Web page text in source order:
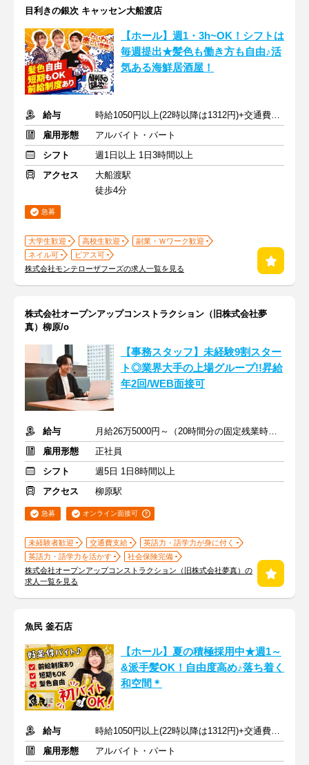
目利きの銀次 キャッセン大船渡店
【ホール】週1・3h~OK！シフトは
毎週提出★髪色も働き方も自由♪活
気ある海鮮居酒屋！
給与
時給1050円以上(22時以降は1312円)+交通費規定内支給
雇用形態
アルバイト・パート
シフト
週1日以上 1日3時間以上
アクセス
大船渡駅
徒歩4分
急募
大学生歓迎 高校生歓迎
副業・Ｗワーク歓迎
ネイル可
ピアス可
株式会社モンテローザフーズの求人一覧を見る
株式会社オープンアップコンストラクション（旧株式会社夢
真）柳原/o
【事務スタッフ】未経験9割スター
ト◎業界大手の上場グループ!!昇給
年2回/WEB面接可
給与
月給26万5000円～（20時間分の固定残業時間代を含む）
雇用形態
正社員
シフト
週5日 1日8時間以上
アクセス
柳原駅
急募 オンライン面接可
未経験者歓迎 交通費支給
英語力・語学力が身に付く
英語力・語学力を活かす
社会保険完備
株式会社オープンアップコンストラクション（旧株式会社夢真）の
求人一覧を見る
魚民 釜石店
【ホール】夏の積極採用中★週1～
&派手髪OK！自由度高め♪落ち着く
和空間＊
給与
時給1050円以上(22時以降は1312円)+交通費規定内支給
雇用形態
アルバイト・パート